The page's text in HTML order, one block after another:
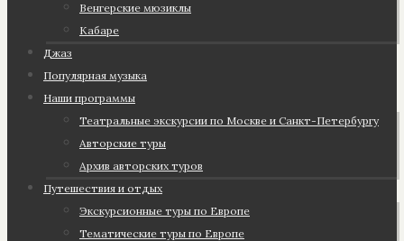
Венгерские мюзиклы
Кабаре
Джаз
Популярная музыка
Наши программы
Театральные экскурсии по Москве и Санкт-Петербургу
Авторские туры
Архив авторских туров
Путешествия и отдых
Экскурсионные туры по Европе
Тематические туры по Европе